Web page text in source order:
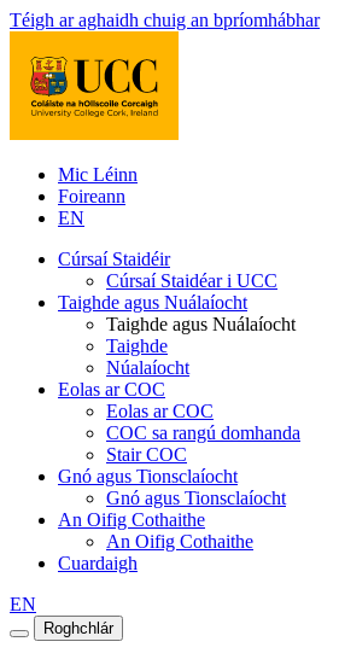
Téigh ar aghaidh chuig an bpríomhábhar
Mic Léinn
Foireann
EN
Cúrsaí Staidéir
Cúrsaí Staidéar i UCC
Taighde agus Nuálaíocht
Taighde agus Nuálaíocht
Taighde
Núalaíocht
Eolas ar COC
Eolas ar COC
COC sa rangú domhanda
Stair COC
Gnó agus Tionsclaíocht
Gnó agus Tionsclaíocht
An Oifig Cothaithe
An Oifig Cothaithe
Cuardaigh
EN
Roghchlár